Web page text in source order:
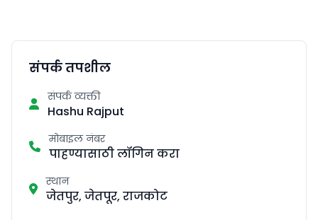
संपर्क तपशील
संपर्क व्यक्ती
Hashu Rajput
मोबाइल नंबर
पाहण्यासाठी लॉगिन करा
स्थान
जेतपुर, जेतपूर, राजकोट